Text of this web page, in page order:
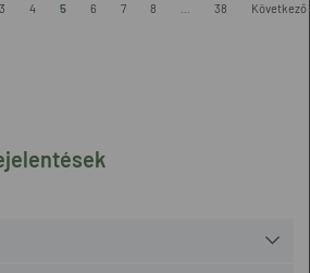
3 4 5 6 7 8 38 Következő